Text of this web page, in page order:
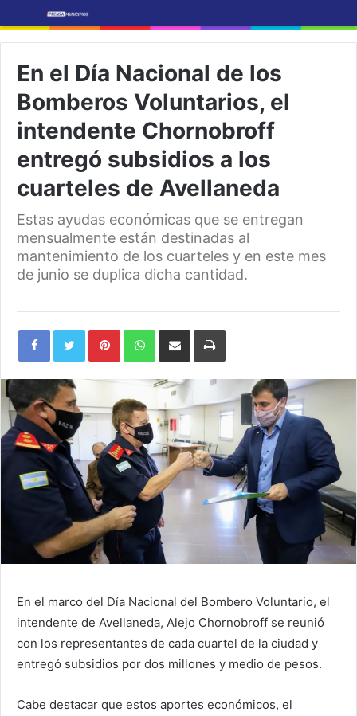
En el Día Nacional de los
Bomberos Voluntarios, el
intendente Chornobroff
entregó subsidios a los
cuarteles de Avellaneda
Estas ayudas económicas que se entregan
mensualmente están destinadas al
mantenimiento de los cuarteles y en este mes
de junio se duplica dicha cantidad.
PinterestWhatsAppShare
Email
Print
En el marco del Día Nacional del Bombero Voluntario, el
intendente de Avellaneda, Alejo Chornobroff se reunió
con los representantes de cada cuartel de la ciudad y
entregó subsidios por dos millones y medio de pesos.
Cabe destacar que estos aportes económicos, el